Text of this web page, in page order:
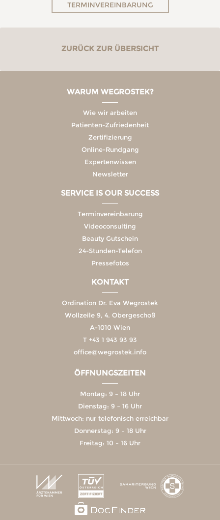
TERMINVEREINBARUNG
ZURÜCK ZUR ÜBERSICHT
WARUM WEGROSTEK?
Wie wir arbeiten
Patienten-Zufriedenheit
Zertifizierung
Online-Rundgang
Expertenwissen
Newsletter
SERVICE IS OUR SUCCESS
Terminvereinbarung
Videoconsulting
Beauty Gutschein
24-Stunden-Telefon
Pressefotos
KONTAKT
Ordination Dr. Eva Wegrostek
Wollzeile 9, 4. Obergeschoß
A-1010 Wien
T +43 1 943 93 93
office@wegrostek.info
ÖFFNUNGSZEITEN
Montag: 9 – 18 Uhr
Dienstag: 9 – 16 Uhr
Mittwoch: nur telefonisch erreichbar
Donnerstag: 9 – 18 Uhr
Freitag: 10 – 16 Uhr